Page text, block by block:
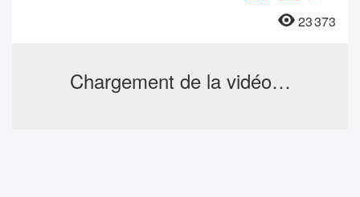
23 373
Chargement de la vidéo…